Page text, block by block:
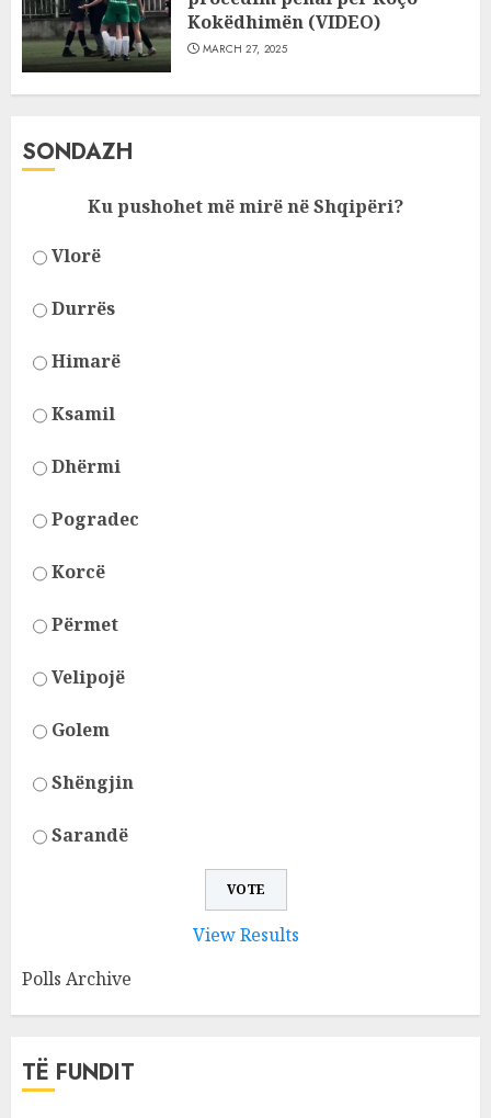
Kokëdhimën (VIDEO)
MARCH 27, 2025
SONDAZH
Ku pushohet më mirë në Shqipëri?
Vlorë
Durrës
Himarë
Ksamil
Dhërmi
Pogradec
Korcë
Përmet
Velipojë
Golem
Shëngjin
Sarandë
View Results
Polls Archive
TË FUNDIT